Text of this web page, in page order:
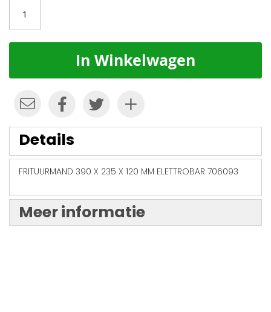
In Winkelwagen
Details
FRITUURMAND 390 X 235 X 120 MM ELETTROBAR 706093
Meer informatie